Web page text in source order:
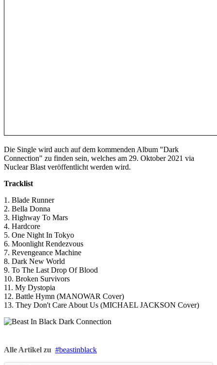
Die Single wird auch auf dem kommenden Album "Dark
Connection" zu finden sein, welches am 29. Oktober 2021 via
Nuclear Blast veröffentlicht werden wird.
Tracklist
1. Blade Runner
2. Bella Donna
3. Highway To Mars
4. Hardcore
5. One Night In Tokyo
6. Moonlight Rendezvous
7. Revengeance Machine
8. Dark New World
9. To The Last Drop Of Blood
10. Broken Survivors
11. My Dystopia
12. Battle Hymn (MANOWAR Cover)
13. They Don't Care About Us (MICHAEL JACKSON Cover)
Alle Artikel zu beastinblack